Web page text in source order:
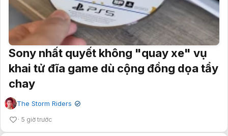
Sony nhất quyết không "quay xe" vụ
khai tử đĩa game dù cộng đồng dọa tẩy
chay
The Storm Riders ✔
5 giờ trước